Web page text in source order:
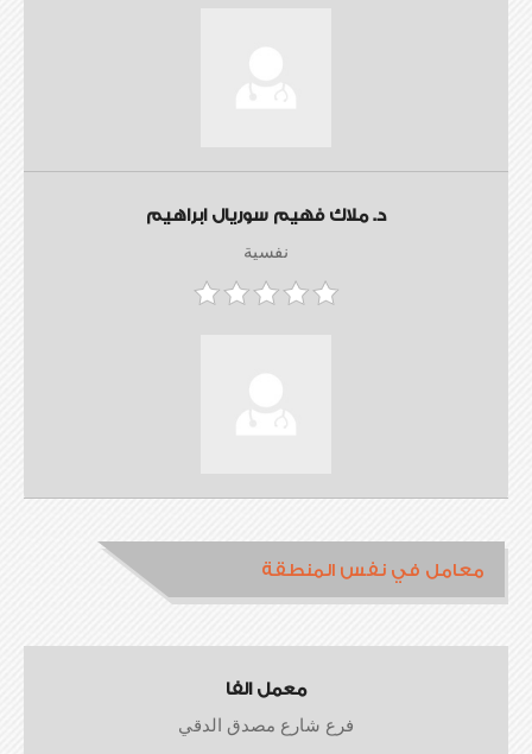
د. ملاك فهيم سوريال ابراهيم
نفسية
معامل في نفس المنطقة
معمل الفا
فرع شارع مصدق الدقي